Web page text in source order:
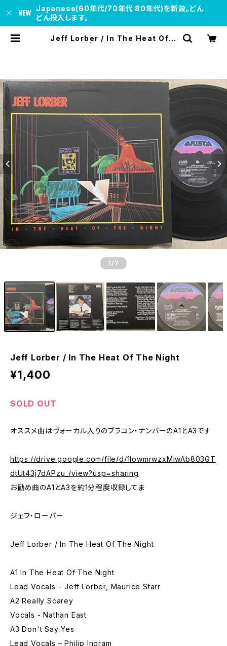
Japanese(60年代/70年代 80年代)を新設。どん
どん投入します。
Jeff Lorber / In The Heat Of T
1 /7
Jeff Lorber / In The Heat Of The Night
¥1,400
SOLD OUT
オススメ曲はヴォーカル入りのブラコン・ナンバーのA1とA3です
https://drive.google.com/file/d/1lowmrwzxMiwAb803GT
dtUt43j7dAPzu_/view?usp=sharing
お勧め曲のA1とA3を約1分程度収録してま
ジェフ・ローバー
Jeff Lorber / In The Heat Of The Night
A1 In The Heat Of The Night
Lead Vocals – Jeff Lorber, Maurice Starr
A2 Really Scarey
Vocals - Nathan East
A3 Don't Say Yes
Lead Vocals – Philip Ingram